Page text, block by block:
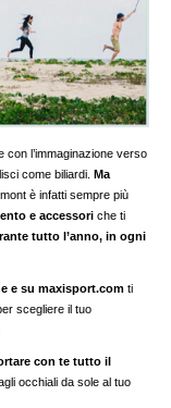
con l’immaginazione verso
come biliardi.Ma
è infatti sempre più
e accessori che ti
tutto l’anno, in ogni
e su maxisport.com ti
scegliere il tuo
con te tutto il
occhiali da sole al tuo